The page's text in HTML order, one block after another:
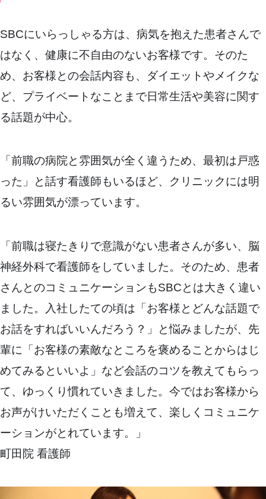
SBCにいらっしゃる方は、病気を抱えた患者さんで
はなく、健康に不自由のないお客様です。そのた
め、お客様との会話内容も、ダイエットやメイクな
ど、プライベートなことまで日常生活や美容に関す
る話題が中心。
「前職の病院と雰囲気が全く違うため、最初は戸惑
った」と話す看護師もいるほど、クリニックには明
るい雰囲気が漂っています。
「前職は寝たきりで意識がない患者さんが多い、脳
神経外科で看護師をしていました。そのため、患者
さんとのコミュニケーションもSBCとは大きく違い
ました。入社したての頃は「お客様とどんな話題で
お話をすればいいんだろう？」と悩みましたが、先
輩に「お客様の素敵なところを褒めることからはじ
めてみるといいよ」など会話のコツを教えてもらっ
て、ゆっくり慣れていきました。今ではお客様から
お声がけいただくことも増えて、楽しくコミュニケ
ーションがとれています。」
町田院 看護師